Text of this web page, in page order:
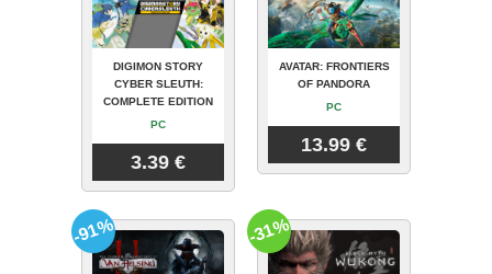
DIGIMON STORY
CYBER SLEUTH:
COMPLETE EDITION
PC
3.39 €
AVATAR: FRONTIERS
OF PANDORA
PC
13.99 €
-91% -31%